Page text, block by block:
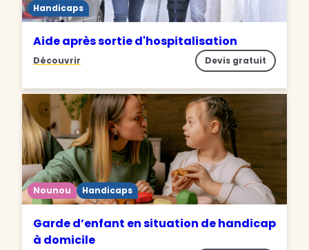
Handicaps
Aide après sortie d'hospitalisation
Découvrir Devis gratuit
Nounou Handicaps
Garde d’enfant en situation de handicap
à domicile